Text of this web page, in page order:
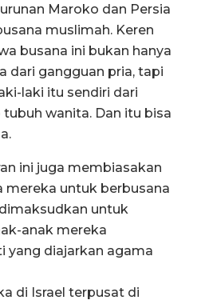
Maroko dan Persia
muslimah. Keren
busana ini bukan hanya
dari gangguan pria, tapi
laki itu sendiri dari
wanita. Dan itu bisa
ini juga membiasakan
mereka untuk berbusana
untuk
anak mereka
yang diajarkan agama
di Israel terpusat di